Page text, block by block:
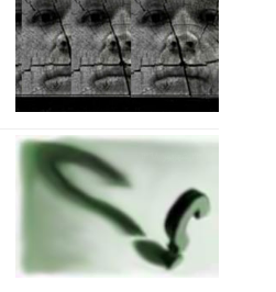
11 شهریور 1398